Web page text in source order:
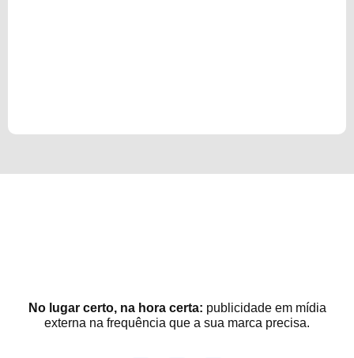
No lugar certo, na hora certa: publicidade em mídia
externa na frequência que a sua marca precisa.